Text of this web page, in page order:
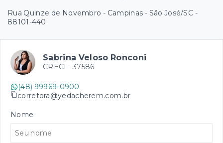
Rua Quinze de Novembro - Campinas - São José/SC -
88101-440
Sabrina Veloso Ronconi
CRECI - 37586
(48) 99969-0900
corretora@yedacherem.com.br
Nome